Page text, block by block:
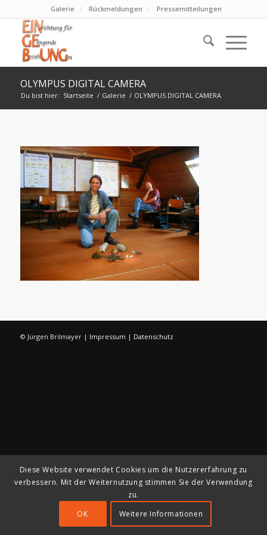
Galerie Rückmeldungen Pressemitteilungen
OLYMPUS DIGITAL CAMERA
Du bist hier: Startseite / Galerie / OLYMPUS DIGITAL CAMERA
© Jürgen Brilmayer | Impressum | Datenschutz
Diese Website verwendet Cookies um die Nutzererfahrung zu
verbessern. Mit der Weiternutzung stimmen Sie der Verwendung
zu.
OK
Weitere Informationen